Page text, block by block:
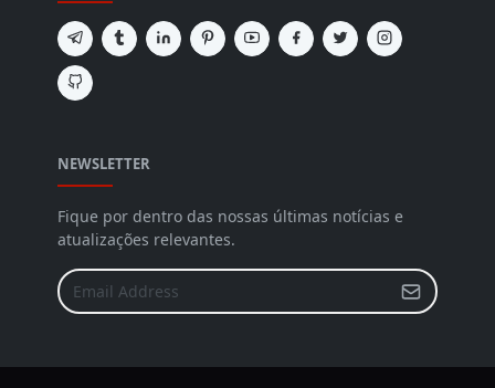
NEWSLETTER
Fique por dentro das nossas últimas notícias e
atualizações relevantes.